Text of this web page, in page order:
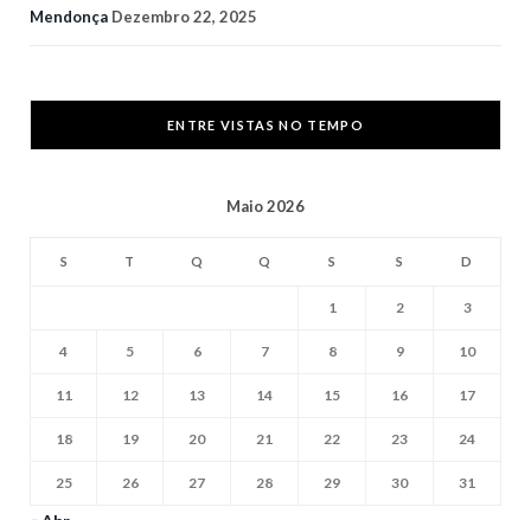
Mendonça Dezembro 22, 2025
ENTRE VISTAS NO TEMPO
Maio 2026
S T Q Q S S D
1 2 3
4 5 6 7 8 9 10
11 12 13 14 15 16 17
18 19 20 21 22 23 24
25 26 27 28 29 30 31